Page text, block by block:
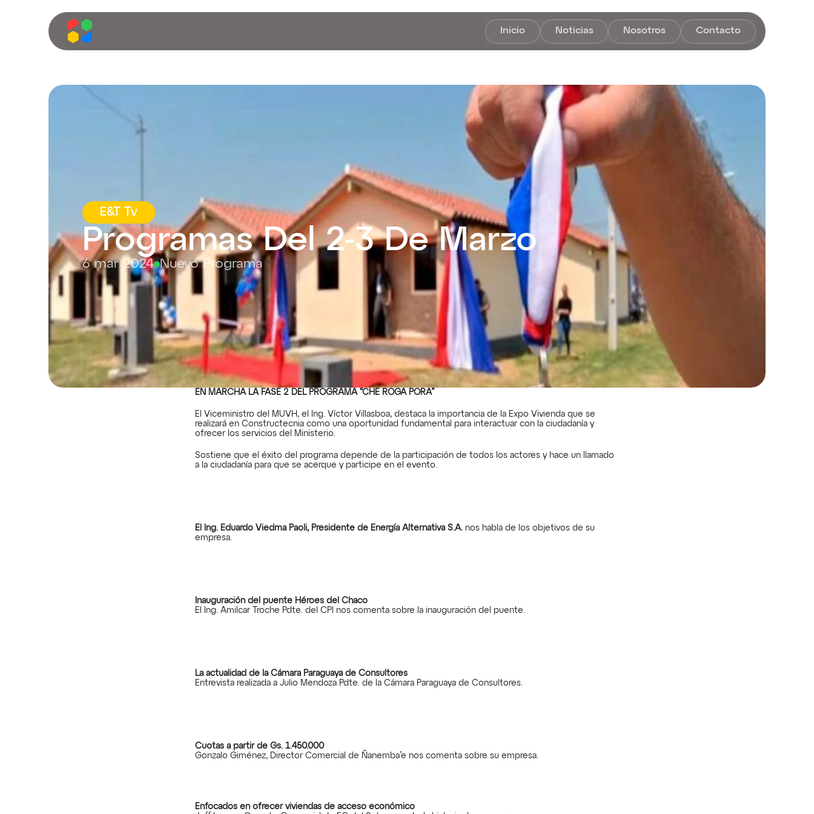
Inicio Noticias Nosotros Contacto
E&T Tv
Programas Del 2-3 De Marzo
6 mar 2024 Nuevo Programa
EN MARCHA LA FASE 2 DEL PROGRAMA “CHE ROGA PORÃ”
El Viceministro del MUVH, el Ing. Víctor Villasboa, destaca la importancia de la Expo Vivienda que se
realizará en Constructecnia como una oportunidad fundamental para interactuar con la ciudadanía y
ofrecer los servicios del Ministerio.
Sostiene que el éxito del programa depende de la participación de todos los actores y hace un llamado
a la ciudadanía para que se acerque y participe en el evento.
El Ing. Eduardo Viedma Paoli, Presidente de Energía Alternativa S.A. nos habla de los objetivos de su
empresa.
Inauguración del puente Héroes del Chaco
El Ing. Amilcar Troche Pdte. del CPI nos comenta sobre la inauguración del puente.
La actualidad de la Cámara Paraguaya de Consultores
Entrevista realizada a Julio Mendoza Pdte. de la Cámara Paraguaya de Consultores.
Cuotas a partir de Gs. 1.450.000
Gonzalo Giménez, Director Comercial de Ñanemba’e nos comenta sobre su empresa.
Enfocados en ofrecer viviendas de acceso económico